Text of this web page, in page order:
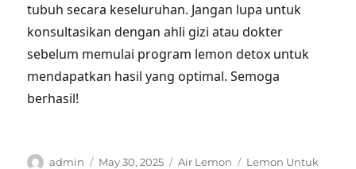
tubuh secara keseluruhan. Jangan lupa untuk
konsultasikan dengan ahli gizi atau dokter
sebelum memulai program lemon detox untuk
mendapatkan hasil yang optimal. Semoga
berhasil!
Author
admin
Posted
May 30, 2025 Categories
Air Lemon Tags
Lemon Untuk